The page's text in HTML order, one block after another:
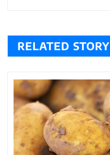
RELATED STORY